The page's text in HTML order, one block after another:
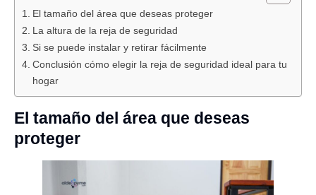
El tamaño del área que deseas proteger
La altura de la reja de seguridad
Si se puede instalar y retirar fácilmente
Conclusión cómo elegir la reja de seguridad ideal para tu
hogar
El tamaño del área que deseas
proteger